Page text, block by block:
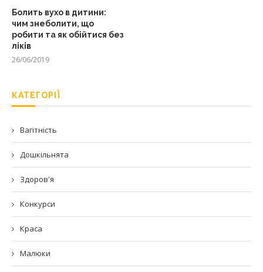
Болить вухо в дитини:
чим знеболити, що
робити та як обійтися без
ліків
26/06/2019
КАТЕГОРІЇ
Вагітність
Дошкільнята
Здоров'я
Конкурси
Краса
Малюки